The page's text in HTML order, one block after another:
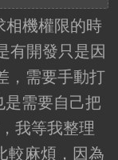
相機權限的時
有開發只是因
，需要手動打
是需要自己把
我等我整理
較麻煩，因為